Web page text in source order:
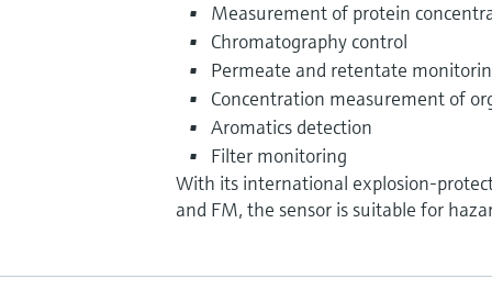
Measurement of protein
Chromatography control
Permeate and retentate
Concentration measurement of
Aromatics detection
Filter monitoring
With its international explosion-
and FM, the sensor is suitable for